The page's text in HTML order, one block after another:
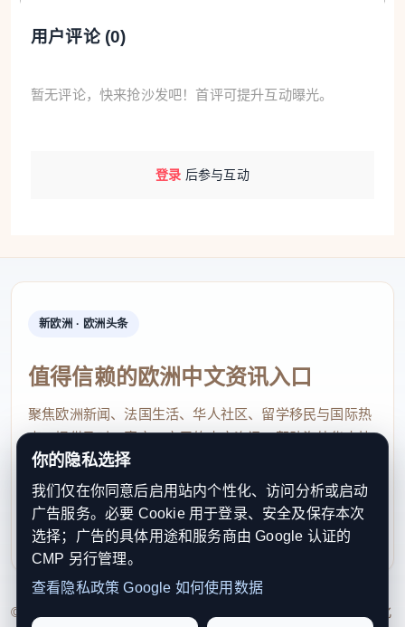
图)
春了解到她在拍摄记录海外华侨华人故事的视频后，
做的事情，一起团结起来，把家乡的事情做好。” 看
姐”。对于这个称呼，陈映玲觉得“有点过了”。
陈映玲说，对潮汕人来说，一口乡音便是一张通
行证。自己每次跟前辈们提出采访请求，对方都是爽
快答应：“好好好，你过来聊一下。”他们从不反感，
也几乎不过问她拍摄做什么，只是真诚地与她交
流。 一声“奴啊”，触动万千乡愁
在陈映玲的视频里，有一个画面让无数网友破
防。生活在曼谷的一位潮汕阿嬷，亲切地唤她“奴
用户评论 (0)
暂无评论，快来抢沙发吧！首评可提升互动曝光。
登录 后参与互动
新欧洲 · 欧洲头条
值得信赖的欧洲中文资讯入口
聚焦欧洲新闻、法国生活、华人社区、留学移民与国际热
点，提供及时、真实、实用的中文资讯，帮助海外华人快
速了解欧洲动态。
contact@xinouzhou.com
服务支持、版权与合作：工作日优先处理站务、投稿与权
利通知
© 2026 新欧洲·欧洲头条. All Rights Reserved. 本网站持续优化
你的隐私选择
我们仅在你同意后启用站内个性化、访问分析或启动
广告服务。必要 Cookie 用于登录、安全及保存本次
选择；广告的具体用途和服务商由 Google 认证的
CMP 另行管理。
查看隐私政策 Google 如何使用数据